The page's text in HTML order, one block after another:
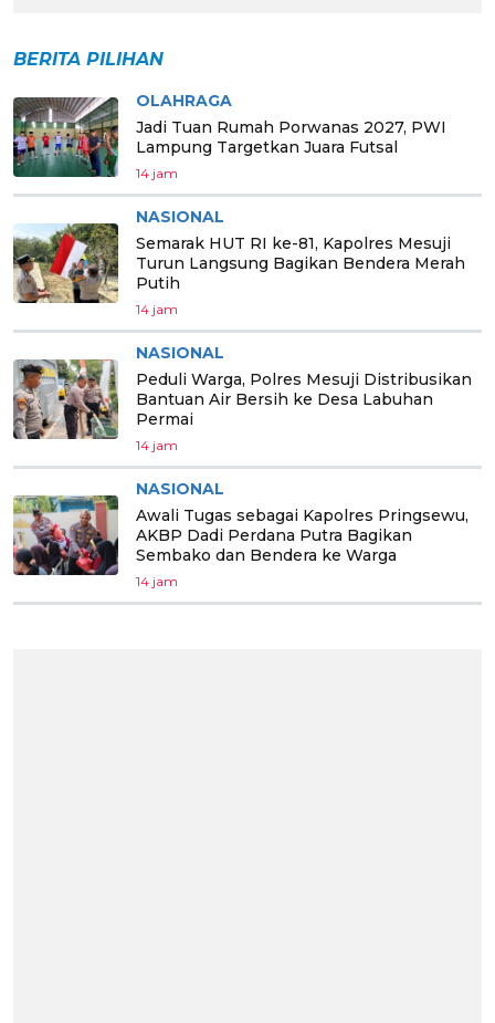
BERITA PILIHAN
OLAHRAGA
Jadi Tuan Rumah Porwanas 2027, PWI
Lampung Targetkan Juara Futsal
14 jam
NASIONAL
Semarak HUT RI ke-81, Kapolres Mesuji
Turun Langsung Bagikan Bendera Merah
Putih
14 jam
NASIONAL
Peduli Warga, Polres Mesuji Distribusikan
Bantuan Air Bersih ke Desa Labuhan
Permai
14 jam
NASIONAL
Awali Tugas sebagai Kapolres Pringsewu,
AKBP Dadi Perdana Putra Bagikan
Sembako dan Bendera ke Warga
14 jam